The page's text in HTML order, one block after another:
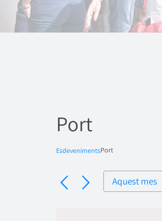
Port
EsdevenimentsPort
Aquest mes